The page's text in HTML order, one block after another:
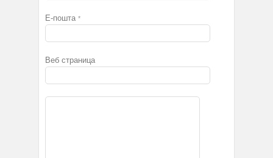
Е-пошта *
Веб страница